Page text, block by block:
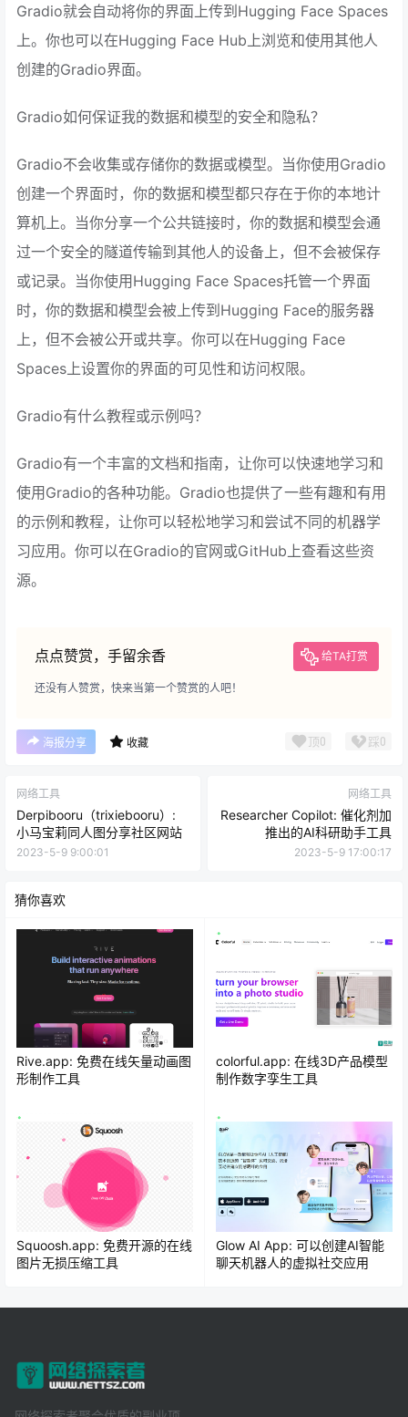
Gradio就会自动将你的界面上传到Hugging Face Spaces
上。你也可以在Hugging Face Hub上浏览和使用其他人
创建的Gradio界面。
Gradio如何保证我的数据和模型的安全和隐私？
Gradio不会收集或存储你的数据或模型。当你使用Gradio
创建一个界面时，你的数据和模型都只存在于你的本地计
算机上。当你分享一个公共链接时，你的数据和模型会通
过一个安全的隧道传输到其他人的设备上，但不会被保存
或记录。当你使用Hugging Face Spaces托管一个界面
时，你的数据和模型会被上传到Hugging Face的服务器
上，但不会被公开或共享。你可以在Hugging Face
Spaces上设置你的界面的可见性和访问权限。
Gradio有什么教程或示例吗？
Gradio有一个丰富的文档和指南，让你可以快速地学习和
使用Gradio的各种功能。Gradio也提供了一些有趣和有用
的示例和教程，让你可以轻松地学习和尝试不同的机器学
习应用。你可以在Gradio的官网或GitHub上查看这些资
源。
点点赞赏，手留余香 给TA打赏
还没有人赞赏，快来当第一个赞赏的人吧！
海报分享 收藏 顶0 踩0
网络工具
Derpibooru（trixiebooru）:
小马宝莉同人图分享社区网站
2023-5-9 9:00:01
网络工具
Researcher Copilot: 催化剂加
推出的AI科研助手工具
2023-5-9 17:00:17
猜你喜欢
Rive.app: 免费在线矢量动画图
形制作工具
colorful.app: 在线3D产品模型
制作数字孪生工具
Squoosh.app: 免费开源的在线
图片无损压缩工具
Glow AI App: 可以创建AI智能
聊天机器人的虚拟社交应用